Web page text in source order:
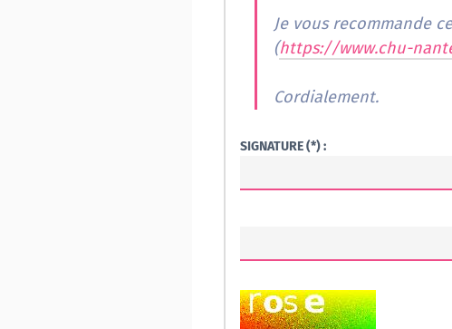
Je vous recommande
(https://www.chu-
Cordialement.
SIGNATURE (*) :